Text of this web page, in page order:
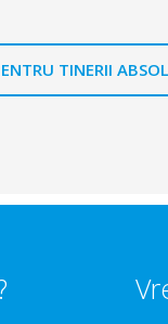
TINERII